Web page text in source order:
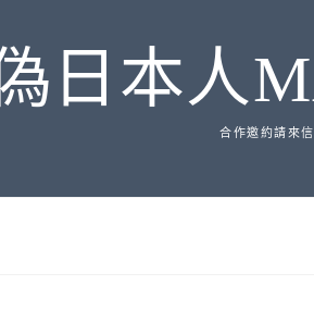
日本人
合作邀約請來